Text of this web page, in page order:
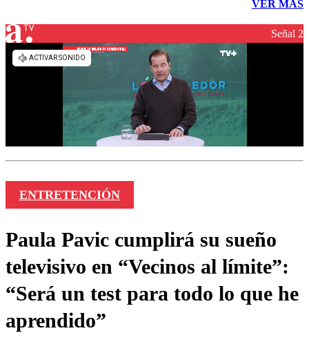
VER MÁS
Señal 2
ENTRETENCIÓN
Paula Pavic cumplirá su sueño
televisivo en “Vecinos al límite”:
“Será un test para todo lo que he
aprendido”